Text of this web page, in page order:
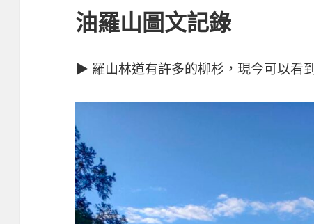
油羅山圖文記錄
▶ 羅山林道有許多的柳杉，現今可以看